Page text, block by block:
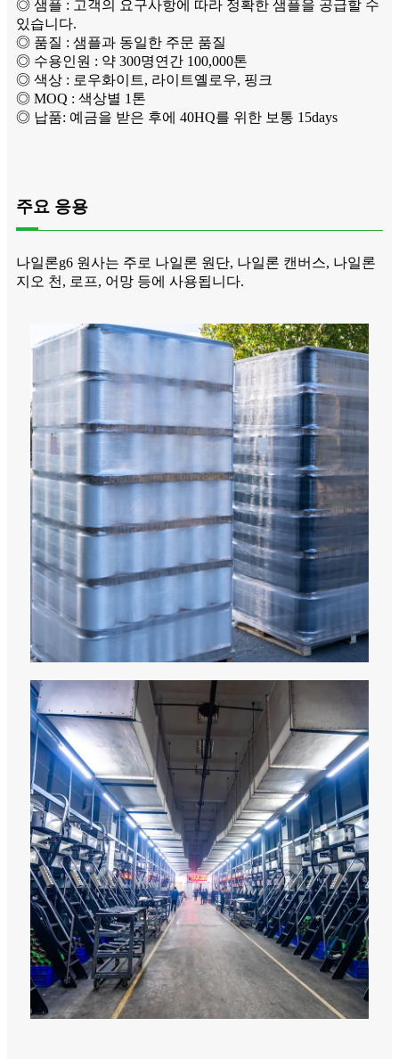
◎ 샘플 : 고객의 요구사항에 따라 정확한 샘플을 공급할 수
있습니다.
◎ 품질 : 샘플과 동일한 주문 품질
◎ 수용인원 : 약 300명연간 100,000톤
◎ 색상 : 로우화이트, 라이트옐로우, 핑크
◎ MOQ : 색상별 1톤
◎ 납품: 예금을 받은 후에 40HQ를 위한 보통 15days
주요 응용
나일론g6 원사는 주로 나일론 원단, 나일론 캔버스, 나일론
지오 천, 로프, 어망 등에 사용됩니다.